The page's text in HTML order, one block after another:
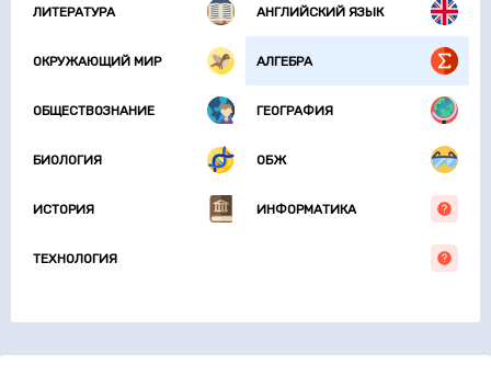
ЛИТЕРАТУРА АНГЛИЙСКИЙ ЯЗЫК
ОКРУЖАЮЩИЙ МИР АЛГЕБРА
ОБЩЕСТВОЗНАНИЕ ГЕОГРАФИЯ
БИОЛОГИЯ ОБЖ
ИСТОРИЯ ИНФОРМАТИКА
ТЕХНОЛОГИЯ